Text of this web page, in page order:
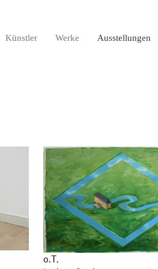
Künstler Werke Ausstellungen
o.T.